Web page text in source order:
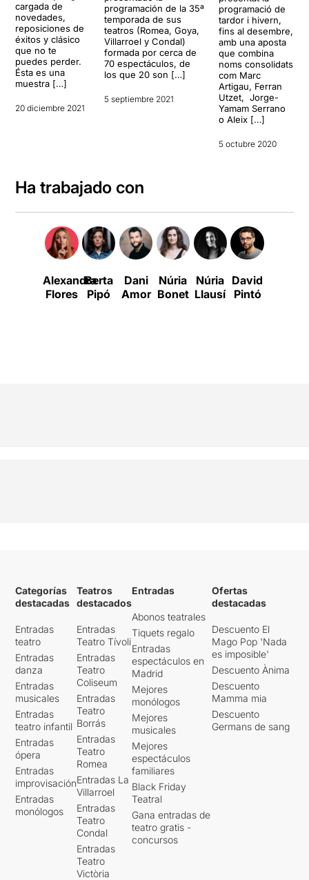
cargada de
novedades,
reposiciones de
éxitos y clásico
que no te
puedes perder.
Ésta es una
muestra […]
20 diciembre 2021
programación de la 35ª
temporada de sus
teatros (Romea, Goya,
Villarroel y Condal)
formada por cerca de
70 espectáculos, de
los que 20 son […]
5 septiembre 2021
programació de
tardor i hivern,
fins al desembre,
amb una aposta
que combina
noms consolidats
com Marc
Artigau, Ferran
Utzet, Jorge-
Yamam Serrano
o Aleix […]
5 octubre 2020
Ha trabajado con
Alexandra
Flores
Berta
Pipó
Dani
Amor
Núria
Bonet
Núria
Llausí
David
Pintó
Categorías
destacadas
Entradas
teatro
Entradas
danza
Entradas
musicales
Entradas
teatro infantil
Entradas
ópera
Entradas
improvisación
Entradas
monólogos
Teatros
destacados
Entradas
Teatro Tívoli
Entradas
Teatro
Coliseum
Entradas
Teatro
Borrás
Entradas
Teatro
Romea
Entradas La
Villarroel
Entradas
Teatro
Condal
Entradas
Teatro
Victòria
Entradas
Abonos teatrales
Tiquets regalo
Entradas
espectáculos en
Madrid
Mejores
monólogos
Mejores
musicales
Mejores
espectáculos
familiares
Black Friday
Teatral
Gana entradas de
teatro gratis -
concursos
Ofertas
destacadas
Descuento El
Mago Pop 'Nada
es imposible'
Descuento Ànima
Descuento
Mamma mia
Descuento
Germans de sang